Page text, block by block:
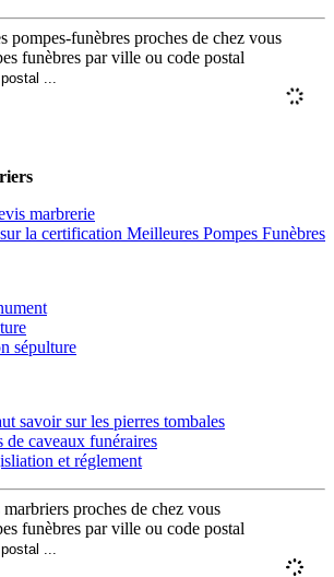
pompes-funèbres proches de chez vous
funèbres par ville ou code postal
marbrerie
la certification Meilleures Pompes Funèbres
sépulture
savoir sur les pierres tombales
de caveaux funéraires
et réglement
proches de chez vous
funèbres par ville ou code postal